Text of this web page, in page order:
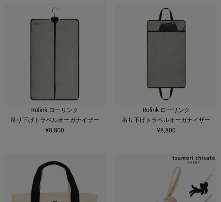
Rolink ローリンク
吊り下げトラベルオーガナイザー
¥8,800
Rolink ローリンク
吊り下げトラベルオーガナイザー
¥8,800